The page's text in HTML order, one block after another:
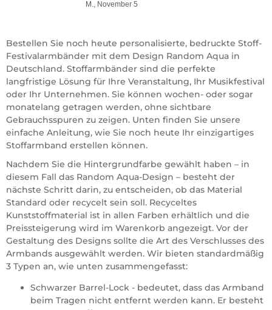
M., November 5
Bestellen Sie noch heute personalisierte, bedruckte Stoff-
Festivalarmbänder mit dem Design Random Aqua in
Deutschland. Stoffarmbänder sind die perfekte
langfristige Lösung für Ihre Veranstaltung, Ihr Musikfestival
oder Ihr Unternehmen. Sie können wochen- oder sogar
monatelang getragen werden, ohne sichtbare
Gebrauchsspuren zu zeigen. Unten finden Sie unsere
einfache Anleitung, wie Sie noch heute Ihr einzigartiges
Stoffarmband erstellen können.
Nachdem Sie die Hintergrundfarbe gewählt haben – in
diesem Fall das Random Aqua-Design – besteht der
nächste Schritt darin, zu entscheiden, ob das Material
Standard oder recycelt sein soll. Recyceltes
Kunststoffmaterial ist in allen Farben erhältlich und die
Preissteigerung wird im Warenkorb angezeigt. Vor der
Gestaltung des Designs sollte die Art des Verschlusses des
Armbands ausgewählt werden. Wir bieten standardmäßig
3 Typen an, wie unten zusammengefasst:
Schwarzer Barrel-Lock - bedeutet, dass das Armband
beim Tragen nicht entfernt werden kann. Er besteht